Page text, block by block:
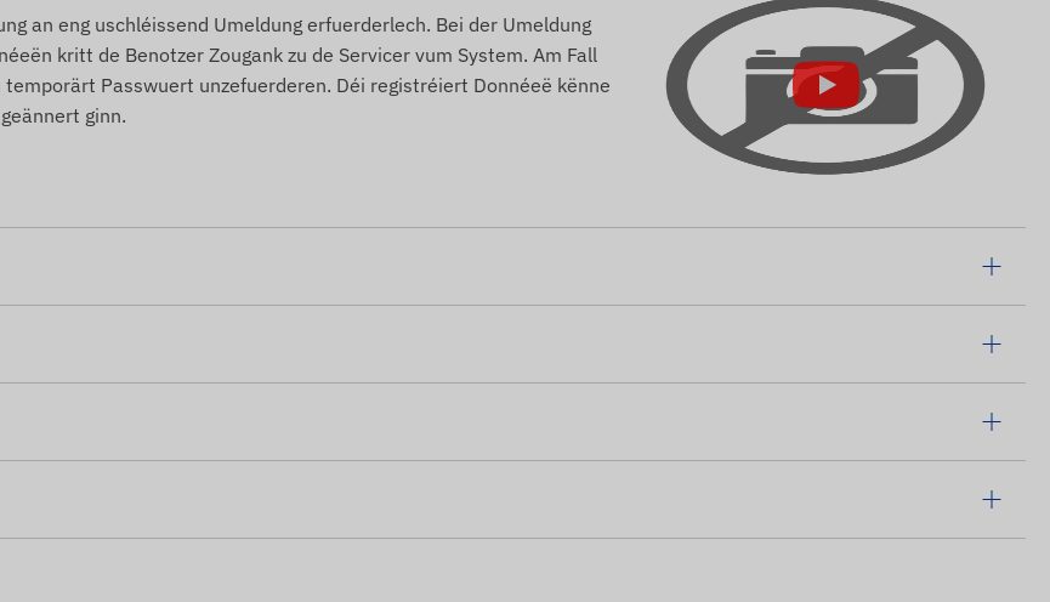
an eng uschléissend Umeldung erfuerderlech. Bei der Umeldung
kritt de Benotzer Zougank zu de Servicer vum System. Am Fall
Passwuert unzefuerderen. Déi registréiert Donnéeë kënne
ginn.